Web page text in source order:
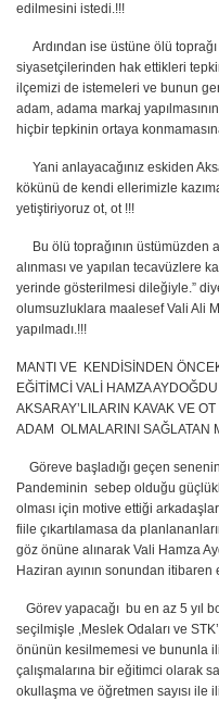
edilmesini istedi.!!!
Ardından ise üstüne ölü toprağı
siyasetçilerinden hak ettikleri
ilçemizi de istemeleri ve bunun
adam, adama markaj
hiçbir tepkinin ortaya
Yani anlayacağınız eskiden
kökünü de kendi ellerimizle
yetiştiriyoruz ot, ot !!!
Bu ölü toprağının üstümüzden
alınması ve yapılan tecavüzlere
yerinde gösterilmesi dileğiyle.”
olumsuzluklara maalesef Vali Ali
yapılmadı.!!!
MANTI VE KENDİSİNDEN
EĞİTİMCİ VALİ HAMZA
AKSARAY’LILARIN KAVAK VE
ADAM OLMALARINI SAĞLATAN
Göreve başladığı geçen
Pandeminin sebep olduğu
olması için motive ettiği
fiile çıkartılamasa da
göz önüne alınarak Vali Hamza
Haziran ayının sonundan
Görev yapacağı bu en az 5 yıl
seçilmişle ,Meslek Odaları ve
önünün kesilmemesi ve bununla
çalışmalarına bir eğitimci olarak
okullaşma ve öğretmen sayısı